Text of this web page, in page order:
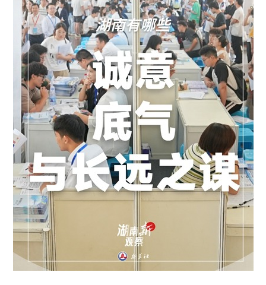
彩票 娱乐 时尚 悦读
公益 一带一路 亚太网 上市公司
文化产业
地方频道
天津 河北 山西
辽宁 吉林 上海 江苏
浙江 安徽 福建 江西
山东 湖南
广东 重庆
四川 贵州 云南 西藏